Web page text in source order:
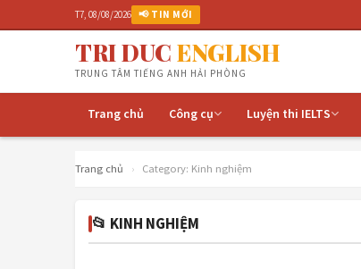
T7, 08/08/2026 📢 TIN MỚI
TRI DUC ENGLISH
TRUNG TÂM TIẾNG ANH HẢI PHÒNG
Trang chủ Công cụ Luyện thi IELTS
Trang chủ › Category: Kinh nghiệm
📂 KINH NGHIỆM